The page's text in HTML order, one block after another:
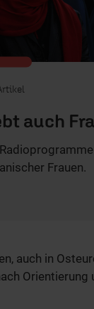
auch
Frauen.
auch in
Orientierung